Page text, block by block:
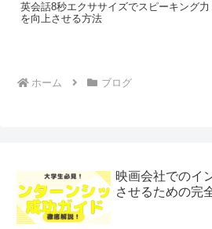
英会話8秒エクササイズでスピーキング力
を向上させる方法
ホーム ブログ
映画会社でのイ
させるための完